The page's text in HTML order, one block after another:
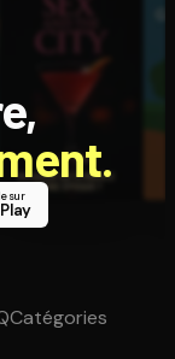
sur
Catégories